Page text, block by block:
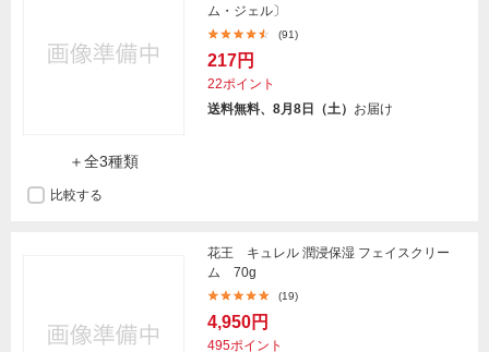
＋全3種類
ム・ジェル〕
(91)
217円
22ポイント
送料無料、8月8日（土） お届け
比較する
花王 キュレル 潤浸保湿 フェイスクリー
ム 70g
(19)
4,950円
495ポイント